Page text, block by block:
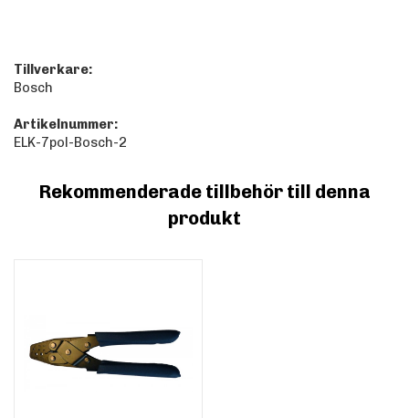
Tillverkare:
Bosch
Artikelnummer:
ELK-7pol-Bosch-2
Rekommenderade tillbehör till denna
produkt